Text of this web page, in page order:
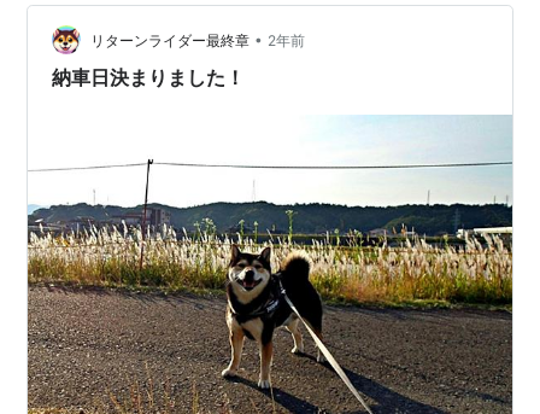
ろで停車。 タイヤの皮むきはと言うと～ 真ん中あたりは
良さそうですがサイドはまだまだ。 昨日の午後１４時３
６分。 走行距離はたったの１１３kmです。 ランキング
リターンライダー最終章 • 2年前
納車日決まりました！